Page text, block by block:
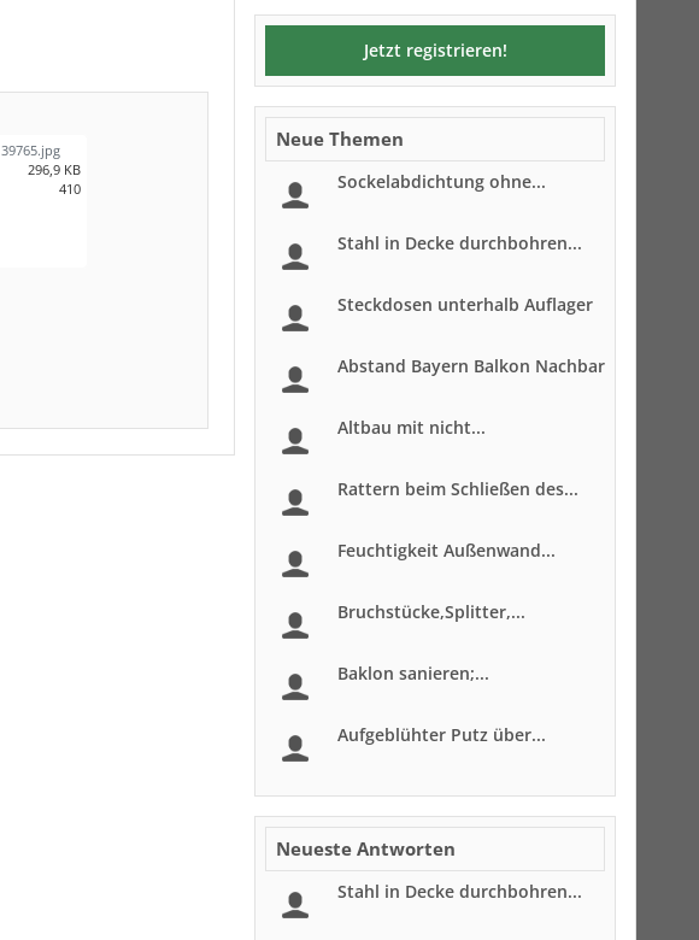
296,9 KB
410
Jetzt registrieren!
Neue Themen
Sockelabdichtung ohne...
Stahl in Decke durchbohren...
Steckdosen unterhalb Auflager
Abstand Bayern Balkon Nachbar
Altbau mit nicht...
Rattern beim Schließen des...
Feuchtigkeit Außenwand...
Bruchstücke,Splitter,...
Baklon sanieren;...
Aufgeblühter Putz über...
Neueste Antworten
Stahl in Decke durchbohren...